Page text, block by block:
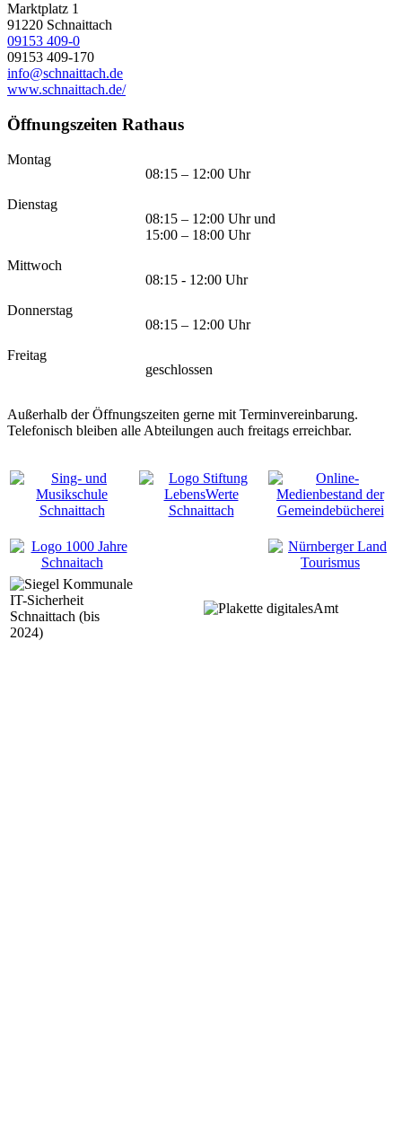
Marktplatz 1
91220 Schnaittach
09153 409-0
09153 409-170
info@schnaittach.de
www.schnaittach.de/
Öffnungszeiten Rathaus
Montag
08:15 – 12:00 Uhr
Dienstag
08:15 – 12:00 Uhr und
15:00 – 18:00 Uhr
Mittwoch
08:15 - 12:00 Uhr
Donnerstag
08:15 – 12:00 Uhr
Freitag
geschlossen
Außerhalb der Öffnungszeiten gerne mit Terminvereinbarung.
Telefonisch bleiben alle Abteilungen auch freitags erreichbar.